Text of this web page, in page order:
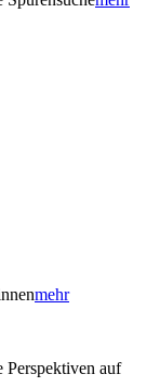
mehr
Perspektiven auf